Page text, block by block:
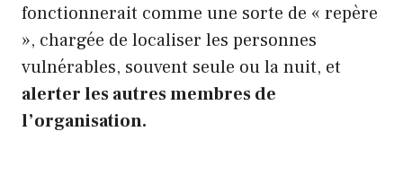
fonctionnerait comme une sorte de « repère
», chargée de localiser les personnes
vulnérables, souvent seule ou la nuit, et
alerter les autres membres de
l’organisation.